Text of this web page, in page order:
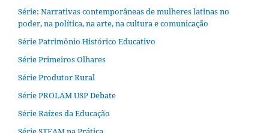
Série: Narrativas contemporâneas de mulheres latinas no
poder, na política, na arte, na cultura e comunicação
Série Patrimônio Histórico Educativo
Série Primeiros Olhares
Série Produtor Rural
Série PROLAM USP Debate
Série Raízes da Educação